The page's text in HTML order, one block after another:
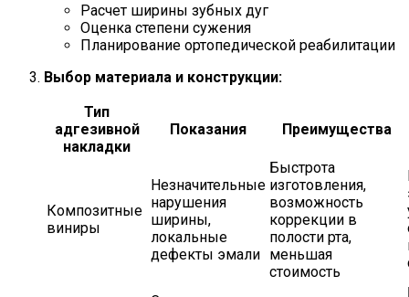
Расчет ширины зубных дуг
Оценка степени сужения
Планирование ортопедической реабилитации
Выбор материала и конструкции:
Тип
адгезивной
накладки
Показания Преимущества
Композитные
виниры
Незначительные
нарушения
ширины,
локальные
дефекты эмали
Быстрота
изготовления,
возможность
коррекции в
полости рта,
меньшая
стоимость